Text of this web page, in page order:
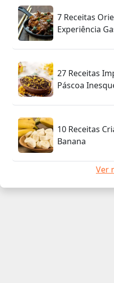
7 Receitas
Experiência
27 Receitas
Páscoa
10 Receitas
Banana
Ver